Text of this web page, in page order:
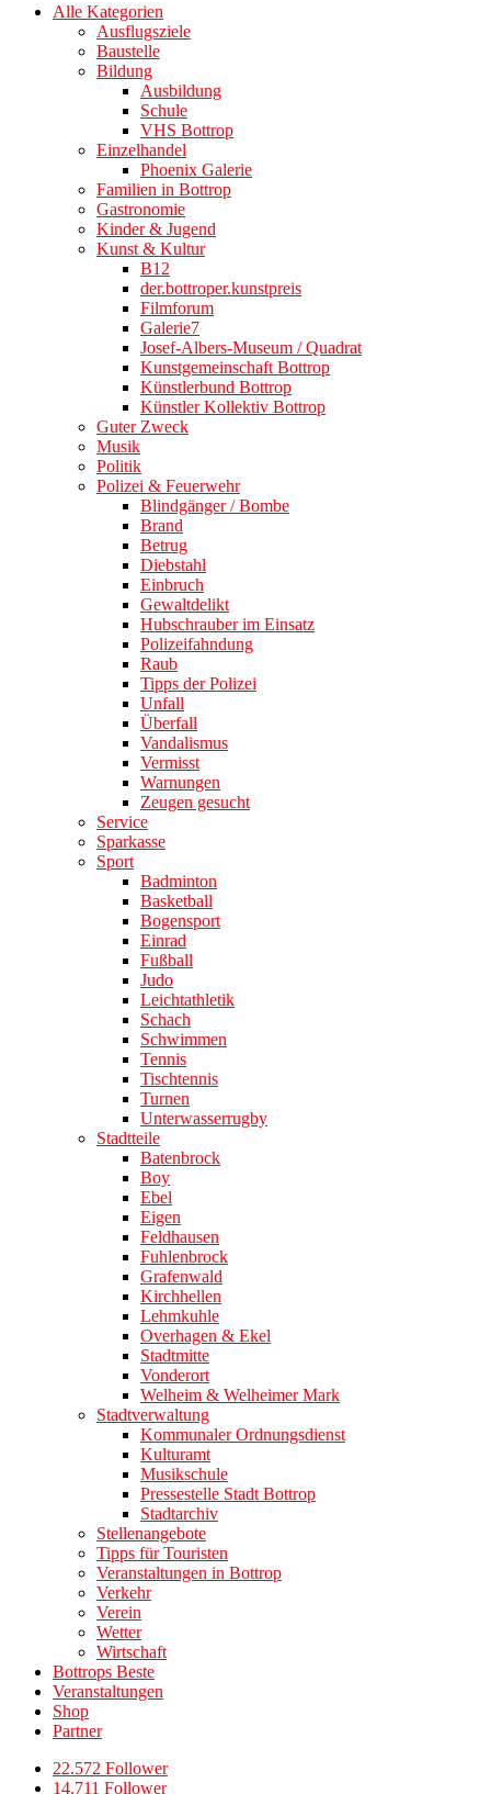
Alle Kategorien
Ausflugsziele
Baustelle
Bildung
Ausbildung
Schule
VHS Bottrop
Einzelhandel
Phoenix Galerie
Familien in Bottrop
Gastronomie
Kinder & Jugend
Kunst & Kultur
B12
der.bottroper.kunstpreis
Filmforum
Galerie7
Josef-Albers-Museum / Quadrat
Kunstgemeinschaft Bottrop
Künstlerbund Bottrop
Künstler Kollektiv Bottrop
Guter Zweck
Musik
Politik
Polizei & Feuerwehr
Blindgänger / Bombe
Brand
Betrug
Diebstahl
Einbruch
Gewaltdelikt
Hubschrauber im Einsatz
Polizeifahndung
Raub
Tipps der Polizei
Unfall
Überfall
Vandalismus
Vermisst
Warnungen
Zeugen gesucht
Service
Sparkasse
Sport
Badminton
Basketball
Bogensport
Einrad
Fußball
Judo
Leichtathletik
Schach
Schwimmen
Tennis
Tischtennis
Turnen
Unterwasserrugby
Stadtteile
Batenbrock
Boy
Ebel
Eigen
Feldhausen
Fuhlenbrock
Grafenwald
Kirchhellen
Lehmkuhle
Overhagen & Ekel
Stadtmitte
Vonderort
Welheim & Welheimer Mark
Stadtverwaltung
Kommunaler Ordnungsdienst
Kulturamt
Musikschule
Pressestelle Stadt Bottrop
Stadtarchiv
Stellenangebote
Tipps für Touristen
Veranstaltungen in Bottrop
Verkehr
Verein
Wetter
Wirtschaft
Bottrops Beste
Veranstaltungen
Shop
Partner
22.572 Follower
14.711 Follower